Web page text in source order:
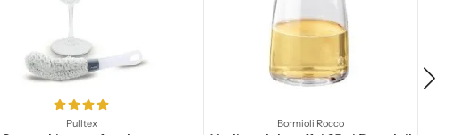
Pulltex Bormioli Rocco